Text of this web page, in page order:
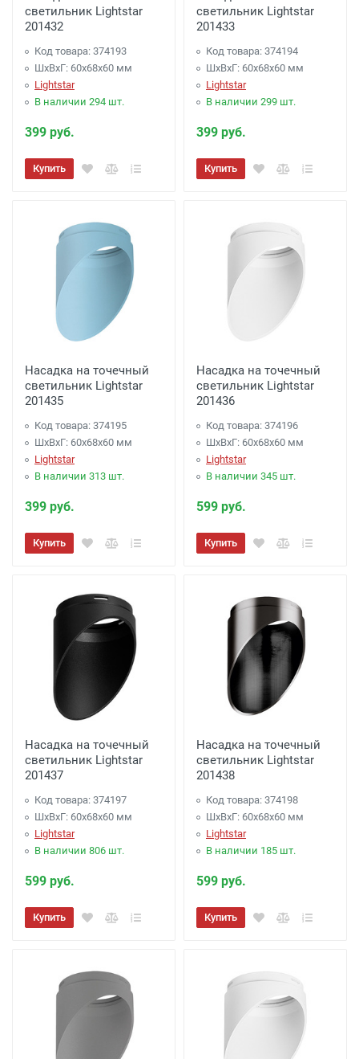
светильник Lightstar
201432
Код товара: 374193
ШхВхГ: 60x68x60 мм
Lightstar
В наличии 294 шт.
399 руб.
Купить
светильник Lightstar
201433
Код товара: 374194
ШхВхГ: 60x68x60 мм
Lightstar
В наличии 299 шт.
399 руб.
Купить
Насадка на точечный
светильник Lightstar
201435
Код товара: 374195
ШхВхГ: 60x68x60 мм
Lightstar
В наличии 313 шт.
399 руб.
Купить
Насадка на точечный
светильник Lightstar
201436
Код товара: 374196
ШхВхГ: 60x68x60 мм
Lightstar
В наличии 345 шт.
599 руб.
Купить
Насадка на точечный
светильник Lightstar
201437
Код товара: 374197
ШхВхГ: 60x68x60 мм
Lightstar
В наличии 806 шт.
599 руб.
Купить
Насадка на точечный
светильник Lightstar
201438
Код товара: 374198
ШхВхГ: 60x68x60 мм
Lightstar
В наличии 185 шт.
599 руб.
Купить